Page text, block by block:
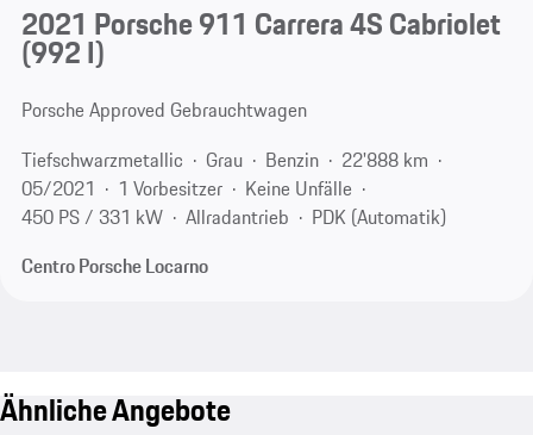
2021 Porsche 911 Carrera 4S Cabriolet
(992 I)
Porsche Approved Gebrauchtwagen
Tiefschwarzmetallic
Grau Benzin
22'888 km
05/2021
1 Vorbesitzer
Keine Unfälle
450 PS / 331 kW
Allradantrieb
PDK (Automatik)
Centro Porsche Locarno
Ähnliche Angebote